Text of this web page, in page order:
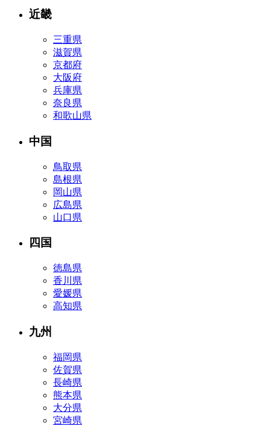
近畿
三重県
滋賀県
京都府
大阪府
兵庫県
奈良県
和歌山県
中国
鳥取県
島根県
岡山県
広島県
山口県
四国
徳島県
香川県
愛媛県
高知県
九州
福岡県
佐賀県
長崎県
熊本県
大分県
宮崎県